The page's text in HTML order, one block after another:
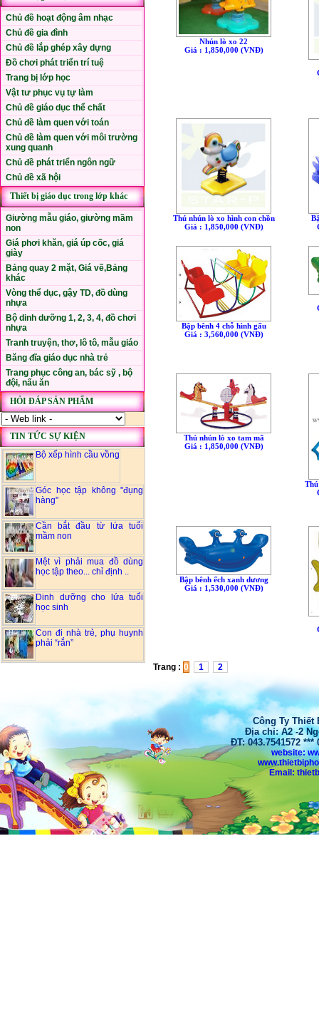
Chủ đề hoạt động âm nhạc
Chủ đề gia đình
Chủ đề lắp ghép xây dựng
Đồ chơi phát triển trí tuệ
Trang bị lớp học
Vật tư phục vụ tự làm
Chủ đề giáo dục thể chất
Chủ đề làm quen với toán
Chủ đề làm quen với môi trường
xung quanh
Chủ đề phát triển ngôn ngữ
Chủ đề xã hội
Thiết bị giáo dục trong lớp khác
Giường mẫu giáo, giường mầm
non
Giá phơi khăn, giá úp cốc, giá
giày
Bảng quay 2 mặt, Giá vẽ,Bảng
khác
Vòng thể dục, gậy TD, đồ dùng
nhựa
Bộ dinh dưỡng 1, 2, 3, 4, đồ chơi
nhựa
Tranh truyện, thơ, lô tô, mẫu giáo
Băng đĩa giáo dục nhà trẻ
Trang phục công an, bác sỹ , bộ
đội, nấu ăn
HỎI ĐÁP SẢN PHẨM
TIN TỨC SỰ KIỆN
Bộ xếp hình cầu vồng
Góc học tập không "đụng
hàng"
Cần bắt đầu từ lứa tuổi
mầm non
Mệt vì phải mua đồ dùng
học tập theo... chỉ định ..
Dinh dưỡng cho lứa tuổi
học sinh
Con đi nhà trẻ, phụ huynh
phải “rắn”
Nhún lò xo 22
Giá : 1,850,000 (VNÐ)
Thú nhún lò xo hình con chồn
Giá : 1,850,000 (VNÐ)
Bập bênh 4 chỗ hình gấu
Giá : 3,560,000 (VNÐ)
Thú nhún lò xo tam mã
Giá : 1,850,000 (VNÐ)
Bập bênh ếch xanh dương
Giá : 1,530,000 (VNÐ)
Trang : 0 1 2
Công Ty Thiết
Địa chỉ: A2 -2
ĐT: 043.7541572 ***
website:
Email: